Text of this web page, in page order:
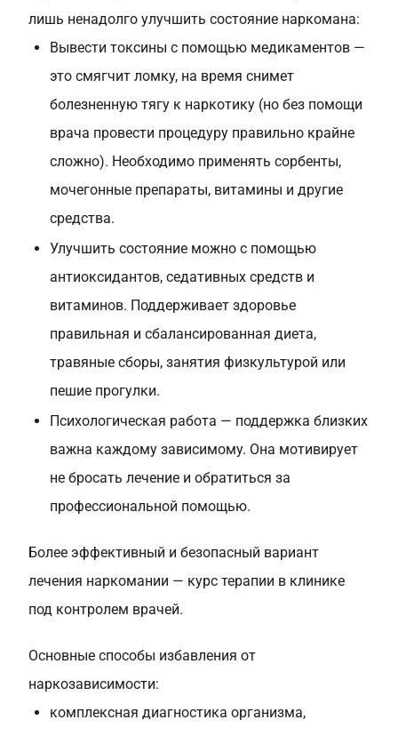
лишь ненадолго улучшить состояние наркомана:
Вывести токсины с помощью медикаментов —
это смягчит ломку, на время снимет
болезненную тягу к наркотику (но без помощи
врача провести процедуру правильно крайне
сложно). Необходимо применять сорбенты,
мочегонные препараты, витамины и другие
средства.
Улучшить состояние можно с помощью
антиоксидантов, седативных средств и
витаминов. Поддерживает здоровье
правильная и сбалансированная диета,
травяные сборы, занятия физкультурой или
пешие прогулки.
Психологическая работа — поддержка близких
важна каждому зависимому. Она мотивирует
не бросать лечение и обратиться за
профессиональной помощью.
Более эффективный и безопасный вариант
лечения наркомании — курс терапии в клинике
под контролем врачей.
Основные способы избавления от
наркозависимости:
комплексная диагностика организма,